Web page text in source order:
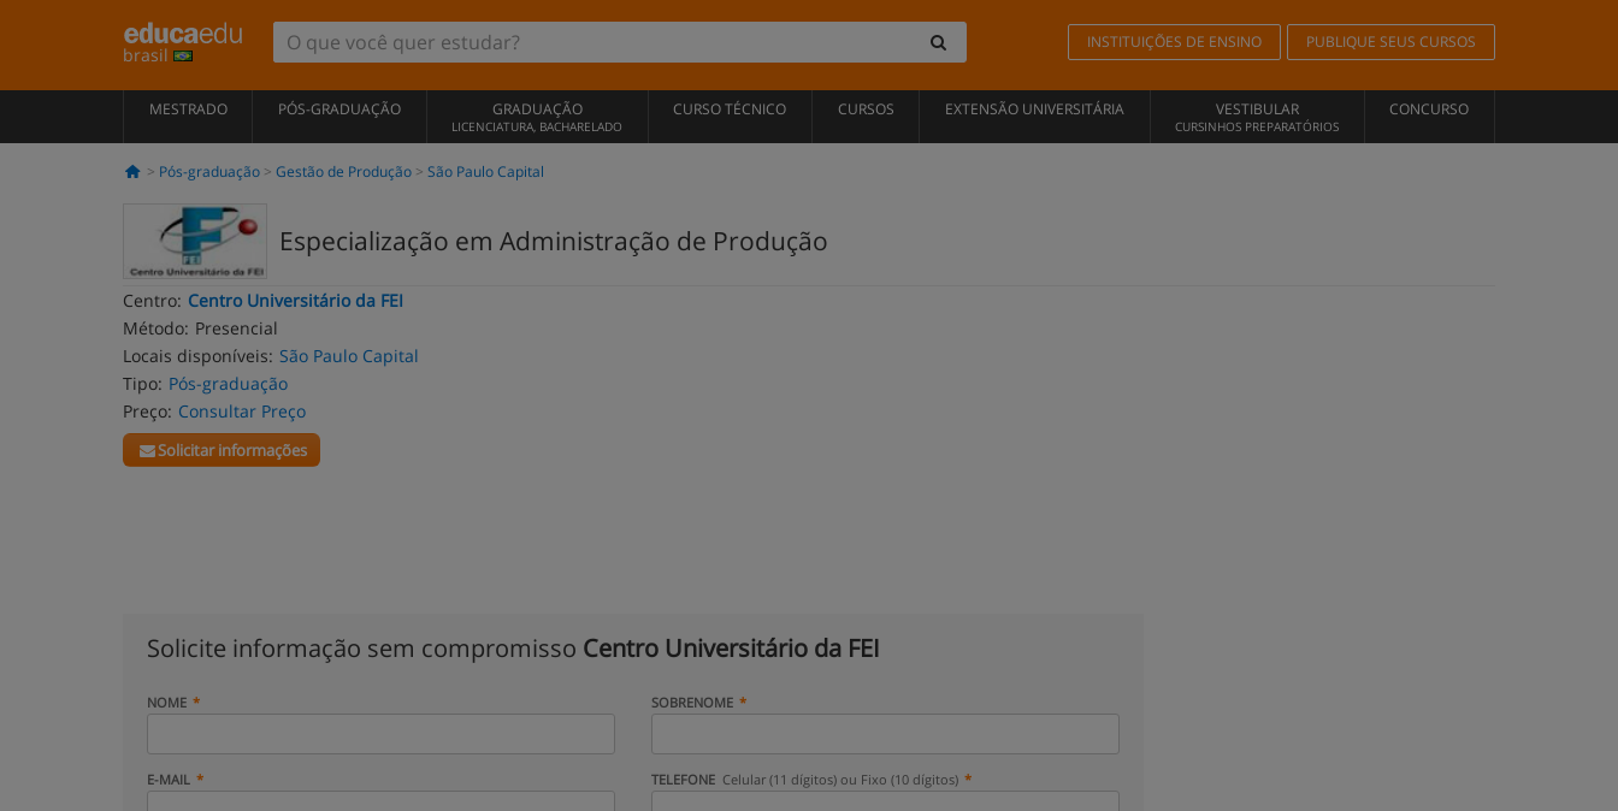
brasil
INSTITUIÇÕES DE ENSINO PUBLIQUE SEUS CURSOS
MESTRADO PÓS-GRADUAÇÃO GRADUAÇÃO
LICENCIATURA, BACHARELADO
CURSO TÉCNICO CURSOS EXTENSÃO UNIVERSITÁRIA VESTIBULAR
CURSINHOS PREPARATÓRIOS
CONCURSO
Pós-graduação Gestão de Produção São Paulo Capital
Especialização em Administração de Produção
Centro: Centro Universitário da FEI
Método: Presencial
Locais disponíveis: São Paulo Capital
Tipo: Pós-graduação
Preço: Consultar Preço
Solicitar informações
Solicite informação sem compromisso Centro Universitário da FEI
NOME SOBRENOME
E-MAIL TELEFONE Celular (11 dígitos) ou Fixo (10 dígitos)